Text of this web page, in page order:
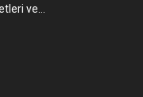
ve...